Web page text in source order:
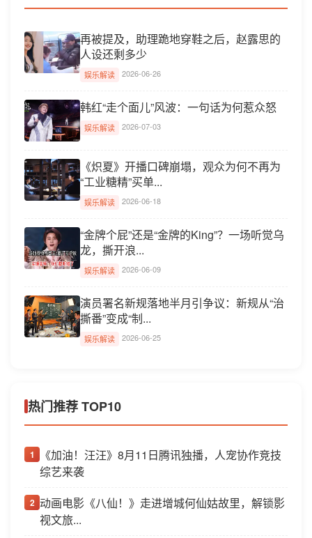
再被提及，助理跪地穿鞋之后，赵露思的
人设还剩多少
娱乐解读 2026-06-26
韩红“走个面儿”风波：一句话为何惹众怒
娱乐解读 2026-07-03
《炽夏》开播口碑崩塌，观众为何不再为
“工业糖精”买单...
娱乐解读 2026-06-18
“金牌个屁”还是“金牌的King”？一场听觉乌
龙，撕开浪...
娱乐解读 2026-06-09
演员署名新规落地半月引争议：新规从“治
撕番”变成“制...
娱乐解读 2026-06-25
热门推荐 TOP10
1
《加油！汪汪》8月11日腾讯独播，人宠协作竞技
综艺来袭
2 动画电影《八仙！》走进增城何仙姑故里，解锁影
视文旅...